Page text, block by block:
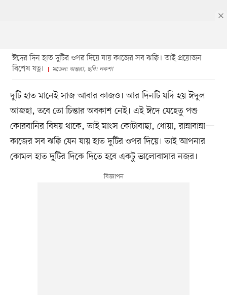
ঈদের দিন হাত দুটির ওপর দিয়ে যায় কাজের সব ঝক্কি। তাই প্রয়োজন
বিশেষ যত্ন।
মডেল: অন্তরা, ছবি: নকশা
দুটি হাত মানেই সাজ আবার কাজও। আর দিনটি যদি হয় ঈদুল
আজহা, তবে তো চিন্তার অবকাশ নেই। এই ঈদে যেহেতু পশু
কোরবানির বিষয় থাকে, তাই মাংস কোটাবাছা, ধোয়া, রান্নাবান্না—
কাজের সব ঝক্কি যেন যায় হাত দুটির ওপর দিয়ে। তাই আপনার
কোমল হাত দুটির দিকে দিতে হবে একটু ভালোবাসার নজর।